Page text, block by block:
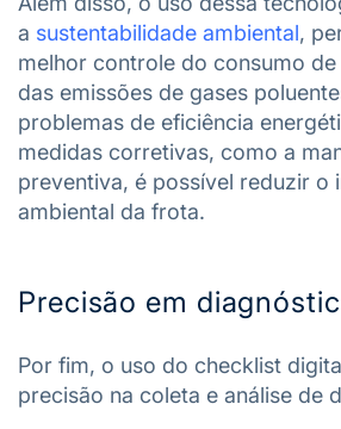
a sustentabilidade ambiental,
melhor controle do consumo
das emissões de gases
problemas de eficiência
medidas corretivas, como a
preventiva, é possível reduzir o
ambiental da frota.
Precisão em
Por fim, o uso do checklist
precisão na coleta e análise de